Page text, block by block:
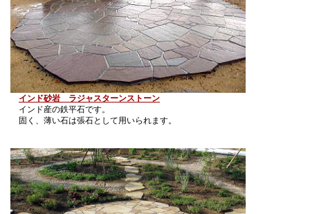
インド砂岩 ラジャスターンストーン
インド産の鉄平石です。
固く、薄い石は張石として用いられます。